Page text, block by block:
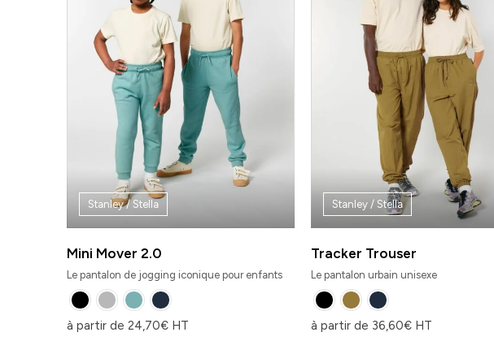
Stanley / Stella
Mini Mover 2.0
Le pantalon de jogging iconique pour enfants
à partir de 24,70€ HT
Stanley / Stella
Tracker Trouser
Le pantalon urbain unisexe
à partir de 36,60€ HT